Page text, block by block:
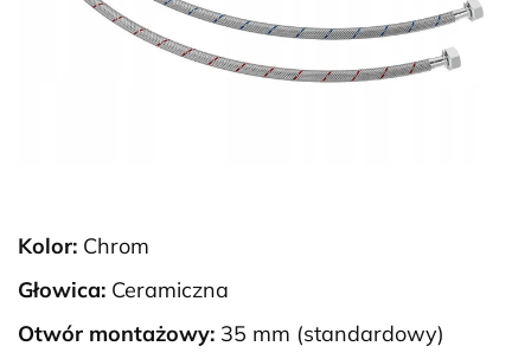
Kolor: Chrom
Głowica: Ceramiczna
Otwór montażowy: 35 mm (standardowy)